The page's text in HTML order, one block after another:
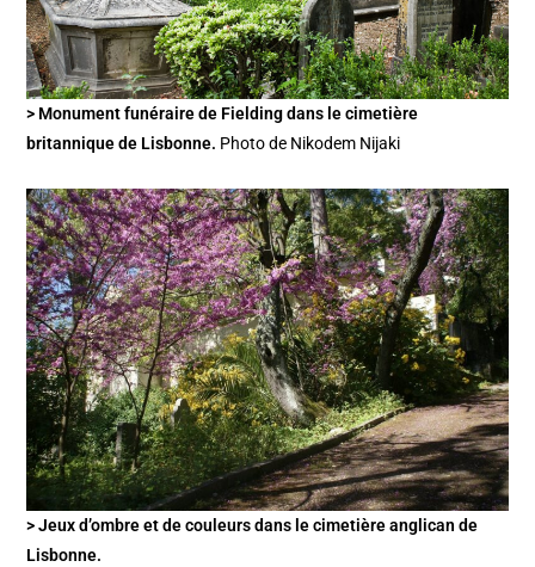
> Monument funéraire de Fielding dans le cimetière
britannique de Lisbonne. Photo de Nikodem Nijaki
> Jeux d’ombre et de couleurs dans le cimetière anglican de
Lisbonne.